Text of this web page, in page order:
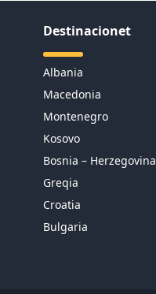
Destinacionet
Albania
Macedonia
Montenegro
Kosovo
Bosnia – Herzegovina
Greqia
Croatia
Bulgaria